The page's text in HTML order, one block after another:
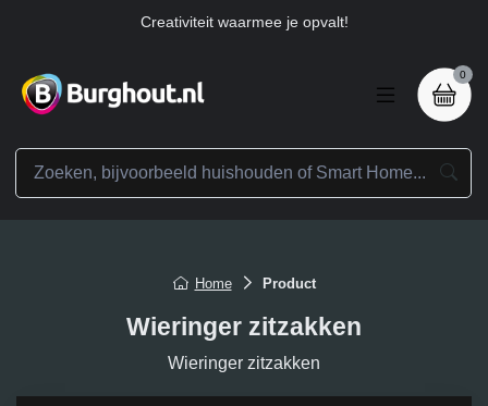
Creativiteit waarmee je opvalt!
0
Home Product
Wieringer zitzakken
Wieringer zitzakken